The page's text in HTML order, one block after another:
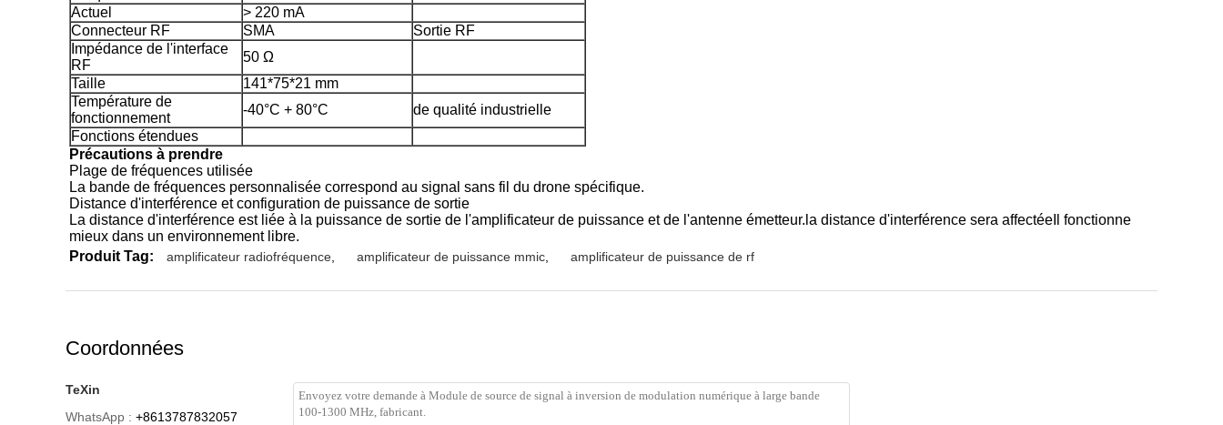
Actuel
> 220 mA
Connecteur RF
SMA
Sortie RF
Impédance de l'interface
RF
50 Ω
Taille
141*75*21 mm
Température de
fonctionnement
-40°C + 80°C
de qualité industrielle
Fonctions étendues
Précautions à prendre
Plage de fréquences utilisée
La bande de fréquences personnalisée correspond au signal sans fil du drone spécifique.
Distance d'interférence et configuration de puissance de sortie
La distance d'interférence est liée à la puissance de sortie de l'amplificateur de puissance et de l'antenne émetteur.la distance d'interférence sera affectéeIl fonctionne
mieux dans un environnement libre.
Produit Tag:
amplificateur radiofréquence amplificateur de puissance mmic amplificateur de puissance de rf
Coordonnées
TeXin
WhatsApp : +8613787832057